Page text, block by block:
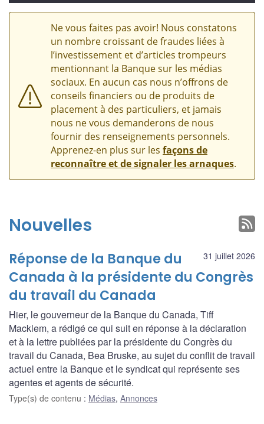
Ne vous faites pas avoir! Nous constatons
un nombre croissant de fraudes liées à
l’investissement et d’articles trompeurs
mentionnant la Banque sur les médias
sociaux. En aucun cas nous n’offrons de
conseils financiers ou de produits de
placement à des particuliers, et jamais
nous ne vous demanderons de nous
fournir des renseignements personnels.
Apprenez-en plus sur les façons de
reconnaître et de signaler les arnaques.
Nouvelles
31 juillet 2026
Réponse de la Banque du
Canada à la présidente du Congrès
du travail du Canada
Hier, le gouverneur de la Banque du Canada, Tiff
Macklem, a rédigé ce qui suit en réponse à la déclaration
et à la lettre publiées par la présidente du Congrès du
travail du Canada, Bea Bruske, au sujet du conflit de travail
actuel entre la Banque et le syndicat qui représente ses
agentes et agents de sécurité.
Type(s) de contenu : Médias, Annonces